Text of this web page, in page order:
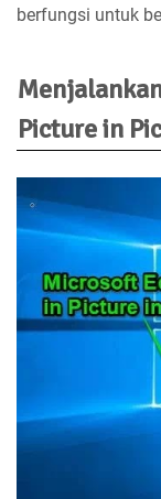
berfungsi untuk
Picture in